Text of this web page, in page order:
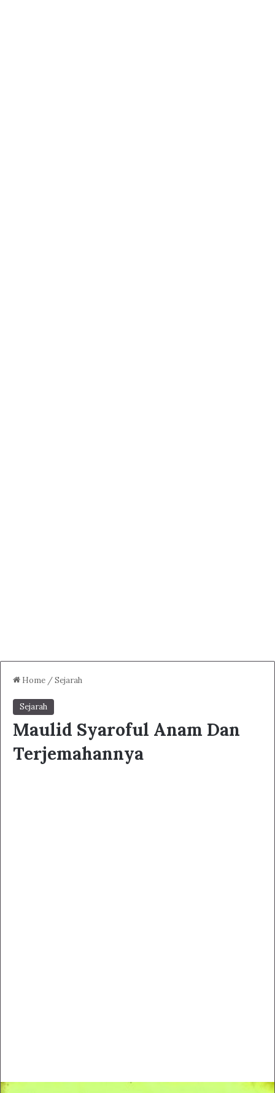
Home /Sejarah
Sejarah
Maulid Syaroful Anam Dan
Terjemahannya